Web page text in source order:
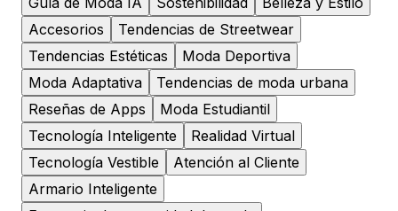
Accesorios
Tendencias de Streetwear
Tendencias Estéticas
Moda Deportiva
Moda Adaptativa
Tendencias de moda urbana
Reseñas de Apps
Moda Estudiantil
Tecnología Inteligente
Realidad Virtual
Tecnología Vestible
Atención al Cliente
Armario Inteligente